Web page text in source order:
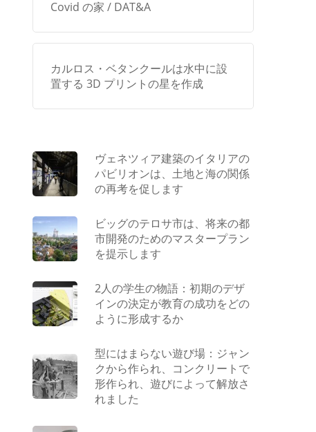
Covid の家 / DAT&A
カルロス・ベタンクールは水中に設
置する 3D プリントの星を作成
ヴェネツィア建築のイタリアの
パビリオンは、土地と海の関係
の再考を促します
ビッグのテロサ市は、将来の都
市開発のためのマスタープラン
を提示します
2人の学生の物語：初期のデザ
インの決定が教育の成功をどの
ように形成するか
型にはまらない遊び場：ジャン
クから作られ、コンクリートで
形作られ、遊びによって解放さ
れました